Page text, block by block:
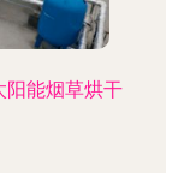
阳能烟草烘干